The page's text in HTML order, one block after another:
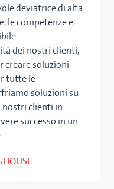
deviatrice di alta
le competenze e
dei nostri clienti,
creare soluzioni
tutte le
soluzioni su
nostri clienti in
successo in un